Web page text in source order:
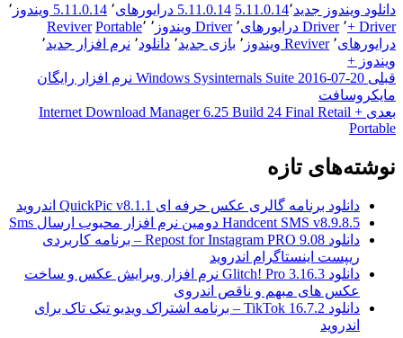
دانلود ویندوز جدید 5.11.0.14٬ 5.11.0.14 درایورهای ٬ 5.11.0.14 ویندوز
٬
Driver +
٬ Driver درایورهای ٬ Driver ویندوز ٬ Portable٬
Reviver
درایورهای٬ Reviver ویندوز ٬ بازی جدید٬ دانلود٬ نرم افزار جدید٬
ویندوز +
راهبری
نوشته
قبلی نوشته
قبلی:
Windows Sysinternals Suite 2016-07-20 نرم افزار رایگان
مایکروسافت
بعدی نوشته
بعدی:
Internet Download Manager 6.25 Build 24 Final Retail +
Portable
نوشته‌های تازه
دانلود برنامه گالری عکس حرفه ای QuickPic v8.1.1 اندروید
Handcent SMS v8.9.8.5 دومین نرم افزار محبوب ارسال Sms
دانلود Repost for Instagram PRO 9.08 – برنامه کاربردی
ریپست اینستاگرام اندروید
دانلود Glitch! Pro 3.16.3 نرم افزار ویرایش عکس و ساخت
عکس های مبهم و ناقص اندروی
دانلود TikTok 16.7.2 – برنامه اشتراک ویدیو تیک تاک برای
اندروید